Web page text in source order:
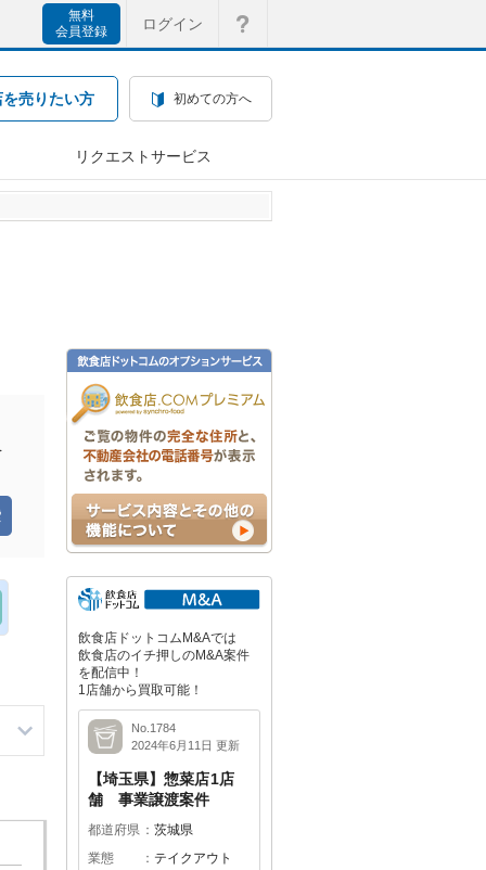
無料
会員登録
ログイン
を売りたい方 初めての方へ
リクエストサービス
飲食店ドットコムM&Aでは
飲食店のイチ押しのM&A案件
を配信中！
1店舗から買取可能！
No.1784
2024年6月11日 更新
【埼玉県】惣菜店1店
舗 事業譲渡案件
都道府県
茨城県
業態
テイクアウト